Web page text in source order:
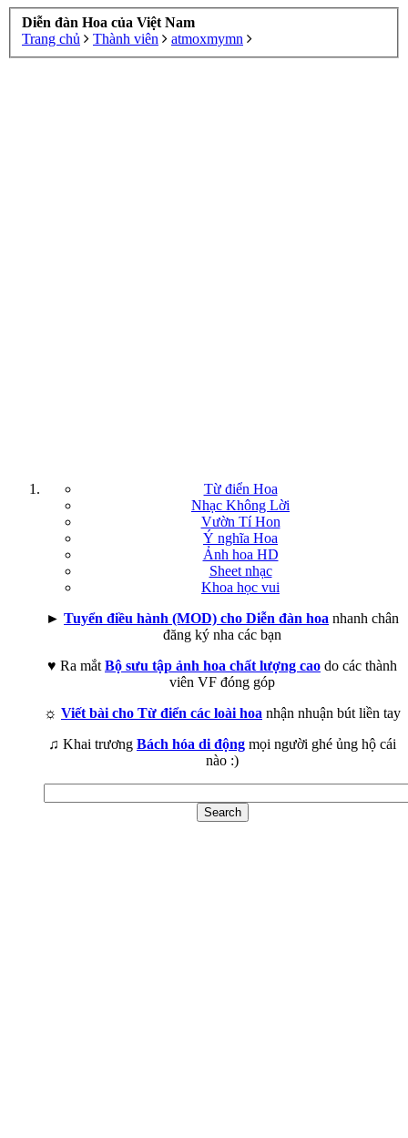
Diễn đàn Hoa của Việt Nam
Trang chủ
Thành viên atmoxmymn
Từ điển Hoa
Nhạc Không Lời
Vườn Tí Hon
Ý nghĩa Hoa
Ảnh hoa HD
Sheet nhạc
Khoa học vui
► Tuyển điều hành (MOD) cho Diễn đàn hoa nhanh chân
đăng ký nha các bạn
♥ Ra mắt Bộ sưu tập ảnh hoa chất lượng cao do các thành
viên VF đóng góp
☼ Viết bài cho Từ điển các loài hoa nhận nhuận bút liền tay
♫ Khai trương Bách hóa di động mọi người ghé ủng hộ cái
nào :)